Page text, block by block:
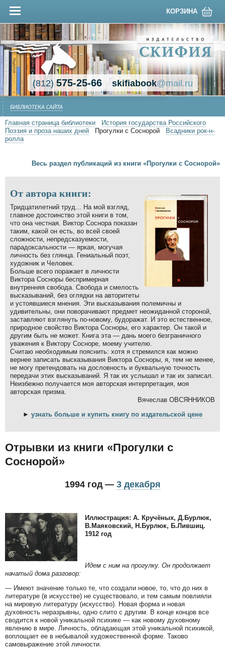
КОРЗИНА
(812)575-25-66 skifiabook@mail.ru
БИБЛИОТЕКА САЙТА
Главная страница библиотеки
История государства Российского
Поэзия и проза наших дней
Прогулки с Соснорой
Всадники рок-н-
ролла
Весь раздел публикаций из книги «Прогулки с Соснорой»
От автора книги:
Тридцатилетний труд... На мой взгляд,
главное достоинство этой книги в том,
что она честная. Виктор Соснора показан
таким, какой он есть, во всей своей
сложности, непредсказуемости,
парадоксальности — яркая, могучая
личность без глянца. Гениальный поэт,
художник и Человек.
Больше всего поражает в личности
Виктора Сосноры беспримерная
внутренняя свобода. Свобода и смелость
высказываний, без оглядки на авторитеты
и устоявшиеся мнения. Эти высказывания полемичны и
удивительны, они поворачивают предмет неожиданной стороной,
заставляют взглянуть по-новому, будоражат. И это естественное,
природное свойство Виктора Сосноры, его характер. Он такой и
другим быть не может. Книга эта — дань моего безграничного
уважения к Виктору Сосноре, моему учителю.
Считаю необходимым пояснить: хотя я стремился как можно
вернее записать высказывания Виктора Сосноры, я, тем не менее,
не могу претендовать на дословность и буквальную точность
передачи этих высказываний. Я так их услышал и так их записал.
Неизбежно получается моя авторская интерпретация, моя
авторская призма.
Вячеслав ОВСЯННИКОВ
► узнать больше и купить книгу по издательской цене
Отрывки из книги «Прогулки с
Соснорой»
1994 год — 3 декабря
Иллюстрация: А. Кручёных, Д.Бурлюк,
В.Маяковский, Н.Бурлюк, Б.Лившиц.
1912 год
Идем с ним на прогулку. Он продолжает
начатый дома разговор:
— Имеют значение только те, что создали новое, то, что до них в
литературе (в искусстве) не существовало, и тем самым повлияли
на мировую литературу (искусство). Новая форма и новая
духовность неразрывны, одно слито с другим. В конце концов все
сводится к новой уникальной психике — как новому духовному
явлению в мире. Личность, обладающая этой уникальной психикой,
воплощает ее в небывалой художественной форме. Таково
самовыражение этой личности.